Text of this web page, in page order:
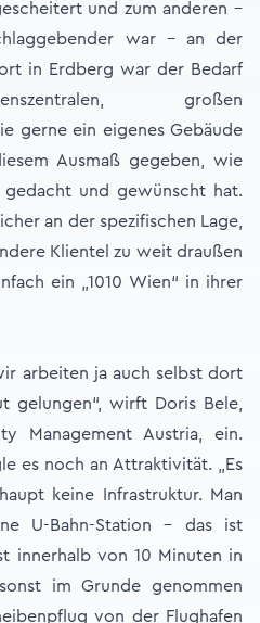
und zum anderen –
war – an der
in Erdberg war der Bedarf
großen
gerne ein eigenes Gebäude
Ausmaß gegeben, wie
und gewünscht hat.
an der spezifischen Lage,
Klientel zu weit draußen
ein „1010 Wien“ in ihrer
arbeiten ja auch selbst dort
gelungen“, wirft Doris Bele,
Management Austria, ein.
es noch an Attraktivität. „Es
keine Infrastruktur. Man
U-Bahn-Station – das ist
innerhalb von 10 Minuten in
im Grunde genommen
von der Flughafen